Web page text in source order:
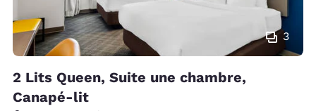
3
2 Lits Queen, Suite une chambre,
Canapé-lit